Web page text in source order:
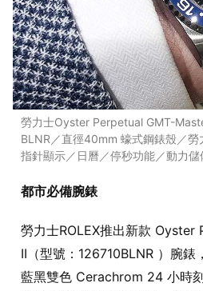
勞力士Oyster Perpetual GMT-
BLNR／直徑40mm 蠔式鋼錶殼／
指針顯示／日曆／停秒功能／動力
都市必備腕錶
勞力士ROLEX推出新款
II（型號：126710BLNR ）腕錶
藍黑雙色 Cerachrom 24 小時